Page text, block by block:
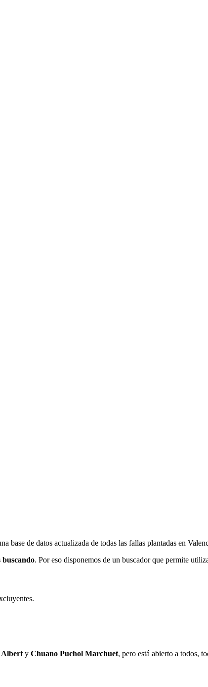
base de datos actualizada de todas las fallas plantadas en
buscando. Por eso disponemos de un buscador que permite
Albert y Chuano Puchol Marchuet, pero está abierto a todos,